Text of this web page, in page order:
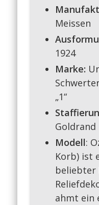
Meissen
1924
Marke:
„1“
Goldrand
Modell:
Korb) ist
beliebter
ahmt ein